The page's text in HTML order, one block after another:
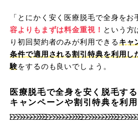
公式サイトから予約
アリシアの料金口コミま
4位
トイトイトイクリニック
「とにかく安く医療脱毛で全身をお
容よりもまずは料金重視！ という方
り初回契約者のみが利用できる キャ
条件で適用される割引特典を利用し
験をするのも良いでしょう。
医療脱毛で全身を安く脱毛す
キャンペーンや割引特典を利